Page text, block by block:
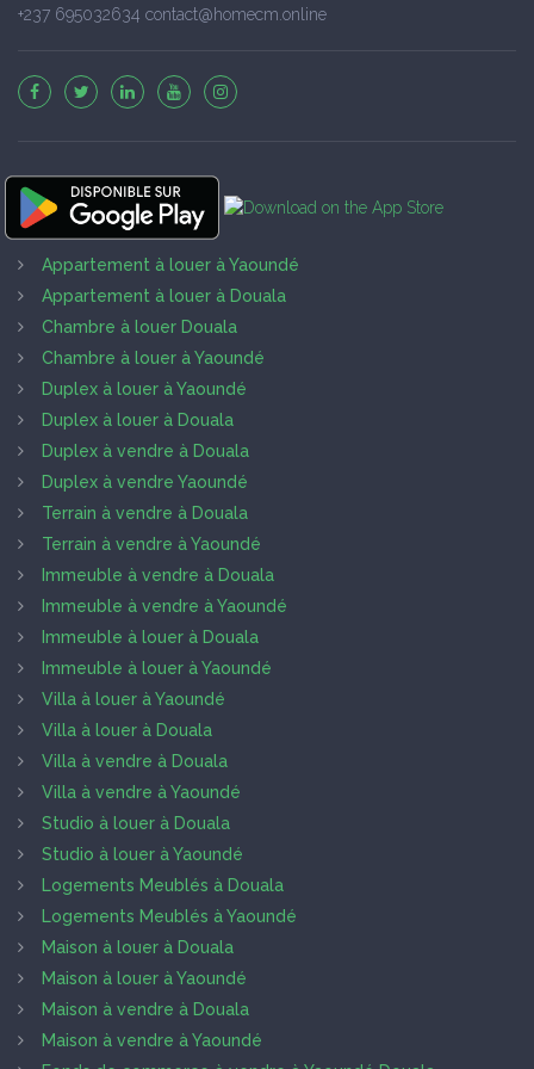
+237 695032634 contact@homecm.online
Appartement à louer à Yaoundé
Appartement à louer à Douala
Chambre à louer Douala
Chambre à louer à Yaoundé
Duplex à louer à Yaoundé
Duplex à louer à Douala
Duplex à vendre à Douala
Duplex à vendre Yaoundé
Terrain à vendre à Douala
Terrain à vendre à Yaoundé
Immeuble à vendre à Douala
Immeuble à vendre à Yaoundé
Immeuble à louer à Douala
Immeuble à louer à Yaoundé
Villa à louer à Yaoundé
Villa à louer à Douala
Villa à vendre à Douala
Villa à vendre à Yaoundé
Studio à louer à Douala
Studio à louer à Yaoundé
Logements Meublés à Douala
Logements Meublés à Yaoundé
Maison à louer à Douala
Maison à louer à Yaoundé
Maison à vendre à Douala
Maison à vendre à Yaoundé